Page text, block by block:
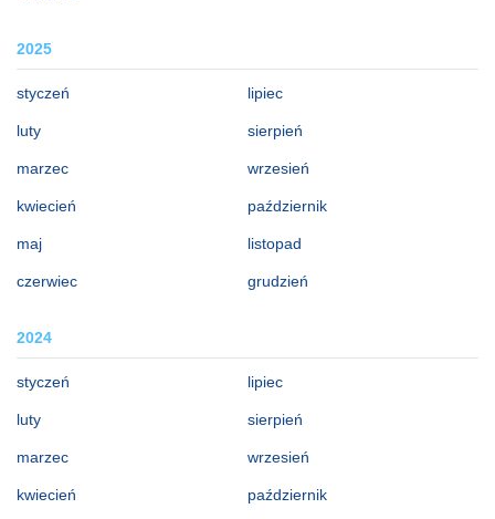
2025
styczeń
luty
marzec
kwiecień
maj
czerwiec
lipiec
sierpień
wrzesień
październik
listopad
grudzień
2024
styczeń
luty
marzec
kwiecień
lipiec
sierpień
wrzesień
październik